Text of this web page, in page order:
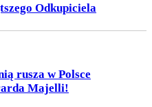
Odkupiciela
rusza w Polsce
Majelli!